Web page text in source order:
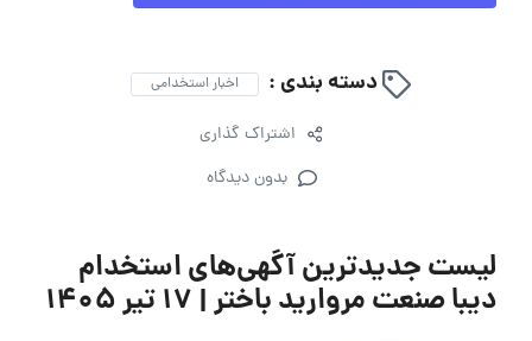
دسته بندی : اخبار استخدامی
اشتراک گذاری
بدون دیدگاه
لیست جدیدترین آگهی‌های استخدام
دیبا صنعت مروارید باختر | ۱۷ تیر ۱۴۰۵